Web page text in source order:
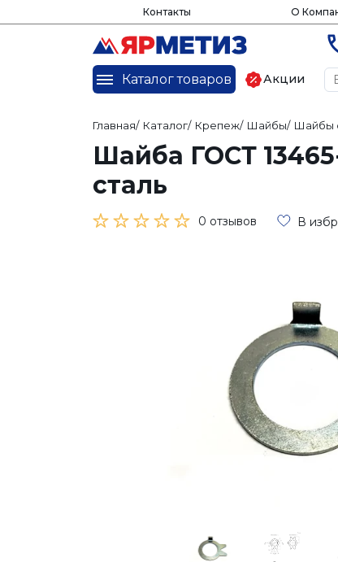
Контакты О
Каталог товаров Акции
Главная/ Каталог/ Крепеж/ Шайбы/ Шайбы
Шайба ГОСТ
сталь
0 отзывов В